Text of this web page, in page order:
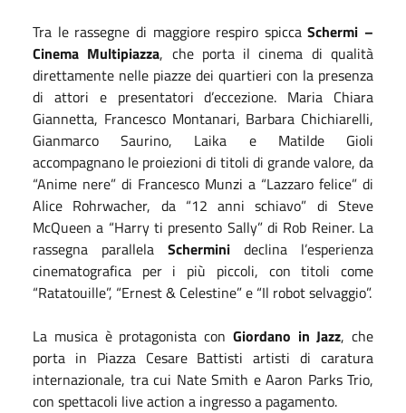
Tra le rassegne di maggiore respiro spiccaSchermi –
Cinema Multipiazza, che porta il cinema di qualità
direttamente nelle piazze dei quartieri con la presenza
di attori e presentatori d’eccezione. Maria Chiara
Giannetta, Francesco Montanari, Barbara Chichiarelli,
Gianmarco Saurino, Laika e Matilde Gioli
accompagnano le proiezioni di titoli di grande valore, da
“Anime nere” di Francesco Munzi a “Lazzaro felice” di
Alice Rohrwacher, da “12 anni schiavo” di Steve
McQueen a “Harry ti presento Sally” di Rob Reiner. La
rassegna parallela Schermini declina l’esperienza
cinematografica per i più piccoli, con titoli come
“Ratatouille”, “Ernest & Celestine” e “Il robot selvaggio”.
La musica è protagonista con Giordano in Jazz, che
porta in Piazza Cesare Battisti artisti di caratura
internazionale, tra cui Nate Smith e Aaron Parks Trio,
con spettacoli live action a ingresso a pagamento.